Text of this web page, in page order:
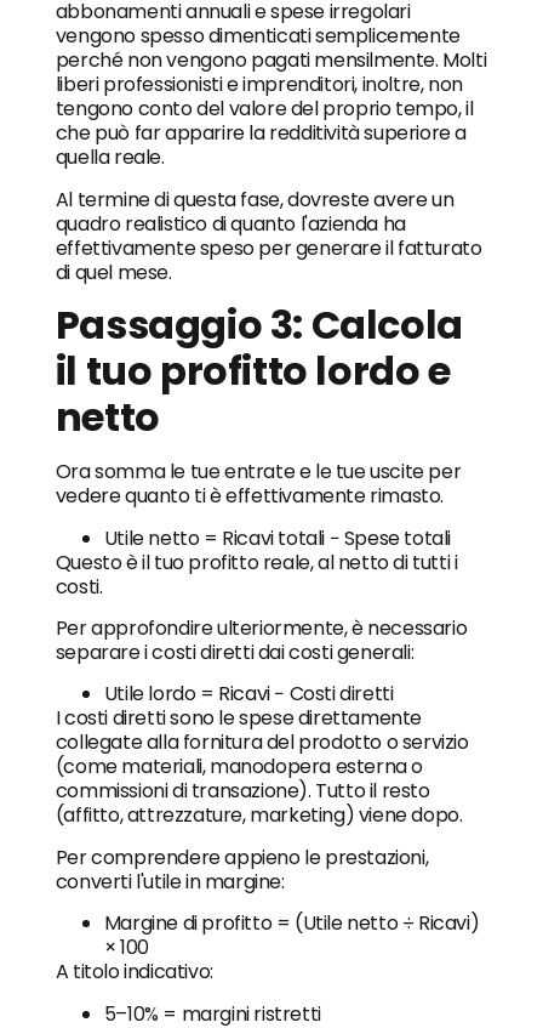
abbonamenti annuali e spese irregolari
vengono spesso dimenticati semplicemente
perché non vengono pagati mensilmente. Molti
liberi professionisti e imprenditori, inoltre, non
tengono conto del valore del proprio tempo, il
che può far apparire la redditività superiore a
quella reale.
Al termine di questa fase, dovreste avere un
quadro realistico di quanto l'azienda ha
effettivamente speso per generare il fatturato
di quel mese.
Passaggio 3: Calcola
il tuo profitto lordo e
netto
Ora somma le tue entrate e le tue uscite per
vedere quanto ti è effettivamente rimasto.
Utile netto = Ricavi totali − Spese totali
Questo è il tuo profitto reale, al netto di tutti i
costi.
Per approfondire ulteriormente, è necessario
separare i costi diretti dai costi generali:
Utile lordo = Ricavi − Costi diretti
I costi diretti sono le spese direttamente
collegate alla fornitura del prodotto o servizio
(come materiali, manodopera esterna o
commissioni di transazione). Tutto il resto
(affitto, attrezzature, marketing) viene dopo.
Per comprendere appieno le prestazioni,
converti l'utile in margine:
Margine di profitto = (Utile netto ÷ Ricavi)
× 100
A titolo indicativo:
5–10% = margini ristretti